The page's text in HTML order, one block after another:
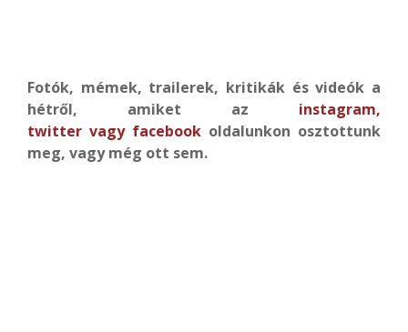
Fotók, mémek, trailerek, kritikák és videók a
hétről, amiket az instagram,
twitter vagy facebook oldalunkon osztottunk
meg, vagy még ott sem.